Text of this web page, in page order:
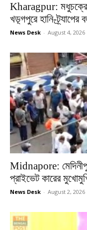
Kharagpur: মধুচক্রে
খড়্গপুরে হানি-ট্র্যাপের
News Desk - August 4,
Midnapore:
প্রাইভেট কারের
News Desk - August 2,